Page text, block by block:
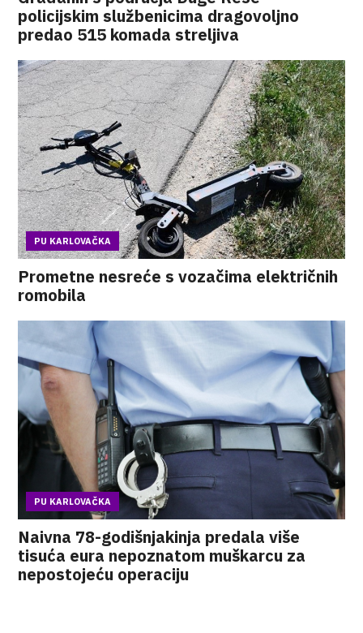
policijskim službenicima dragovoljno
predao 515 komada streljiva
PU KARLOVAČKA
Prometne nesreće s vozačima električnih
romobila
PU KARLOVAČKA
Naivna 78-godišnjakinja predala više
tisuća eura nepoznatom muškarcu za
nepostojeću operaciju